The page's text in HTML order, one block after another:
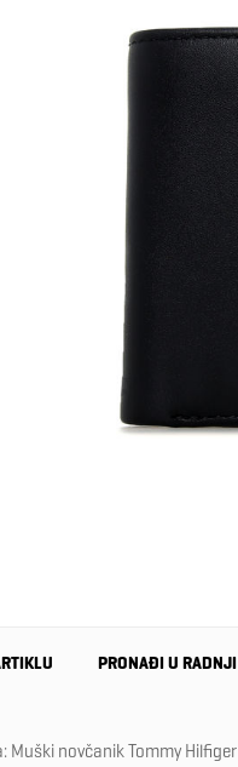
PRONAĐI U RADNJI
Muški novčanik Tommy Hilfiger